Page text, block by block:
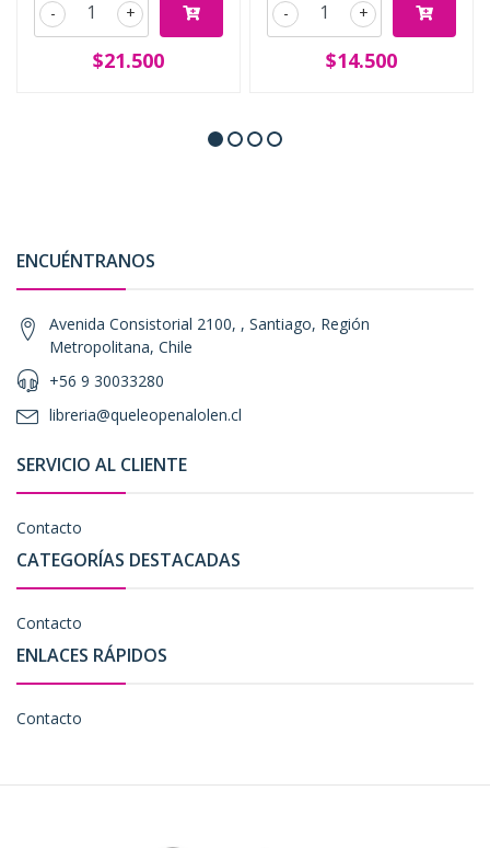
+
-
$21.500
+
-
$14.500
ENCUÉNTRANOS
Avenida Consistorial 2100, , Santiago, Región
Metropolitana, Chile
+56 9 30033280
libreria@queleopenalolen.cl
SERVICIO AL CLIENTE
Contacto
CATEGORÍAS DESTACADAS
Contacto
ENLACES RÁPIDOS
Contacto